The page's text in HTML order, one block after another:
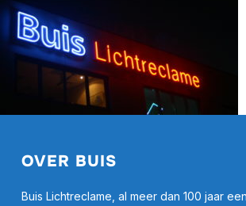
OVER BUIS
Buis Lichtreclame, al meer dan 100 jaar